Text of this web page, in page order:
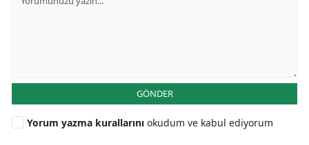
GÖNDER
Yorum yazma kurallarını okudum ve kabul ediyorum